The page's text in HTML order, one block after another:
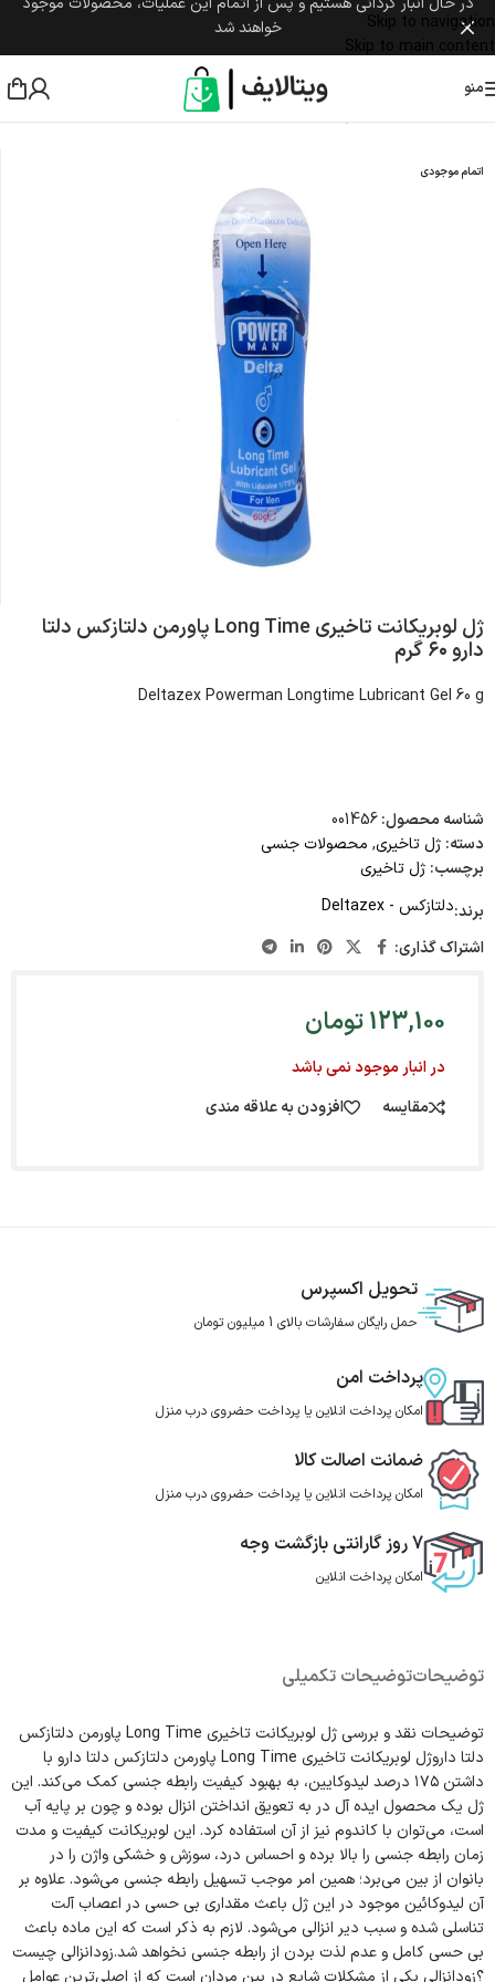
Skip to navigation
Skip to main content
خواهند شد
منو
اتمام موجودی
ژل لوبریکانت تاخیری Long Time پاورمن دلتازکس دلتا
دارو ۶۰ گرم
Deltazex Powerman Longtime Lubricant Gel 60 g
شناسه محصول:001456
دسته: ژل تاخیری, محصولات جنسی
برچسب: ژل تاخیری
برند:دلتازکس - Deltazex
اشتراک گذاری:
123,100تومان
در انبار موجود نمی باشد
مقایسه
افزودن به علاقه مندی
تحویل اکسپرس
حمل رایگان سفارشات بالای 1 میلیون تومان
پرداخت امن
امکان پرداخت انلاین یا پرداخت حضروی درب منزل
ضمانت اصالت کالا
امکان پرداخت انلاین یا پرداخت حضروی درب منزل
7 روز گارانتی بازگشت وجه
امکان پرداخت انلاین
توضیحاتتوضیحات تکمیلی
توضیحات نقد و بررسی ژل لوبریکانت تاخیری Long Time پاورمن دلتازکس
دلتا داروژل لوبریکانت تاخیری Long Time پاورمن دلتازکس دلتا دارو با
داشتن ۱۷۵ درصد لیدوکایین، به بهبود کیفیت رابطه جنسی کمک می‌کند. این
ژل یک محصول ایده آل در به تعویق انداختن انزال بوده و چون بر پایه آب
است، می‌توان با کاندوم نیز از آن استفاده کرد. این لوبریکانت کیفیت و مدت
زمان رابطه جنسی را بالا برده و احساس درد، سوزش و خشکی واژن را در
بانوان از بین می‌برد؛ همین امر موجب تسهیل رابطه جنسی می‌شود. علاوه بر
آن لیدوکائین موجود در این ژل باعث مقداری بی حسی در اعصاب آلت
تناسلی شده و سبب دیر انزالی می‌شود. لازم به ذکر است که این ماده باعث
بی حسی کامل و عدم لذت بردن از رابطه جنسی نخواهد شد.زودانزالی چیست
؟زودانزالی یکی از مشکلات شایع در بین مردان است که از اصلی‌ترین عوامل